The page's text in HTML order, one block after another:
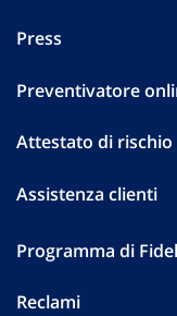
Press
Preventivatore
Attestato di rischio
Assistenza clienti
Programma di
Reclami